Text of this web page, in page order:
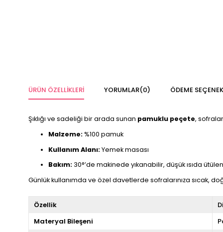
ÜRÜN ÖZELLIKLERI YORUMLAR(0) ÖDEME
Şıklığı ve sadeliği bir arada sunan pamuklu peçete,
Malzeme:%100 pamuk
Kullanım Alanı:Yemek masası
Bakım: 30°’de makinede yıkanabilir, düşük ısıda
Günlük kullanımda ve özel davetlerde sofralarınıza sıcak,
Özellik
Materyal Bileşeni